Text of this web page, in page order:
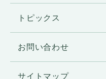
ています。
データの収集のた
このトラフィック
トピックス
お問い合わせ
サイトマップ